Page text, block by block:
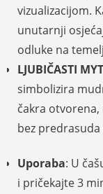
vizualizacijom.
unutarnji
odluke na
LJUBIČASTI
simbolizira
čakra
bez
Uporaba: U
i pričekajte 3